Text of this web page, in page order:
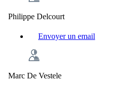
Philippe Delcourt
Envoyer un email
Marc De Vestele